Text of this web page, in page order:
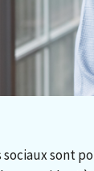
sociaux sont